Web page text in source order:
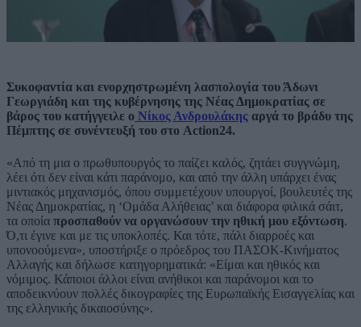
Συκοφαντία και ενορχηστρωμένη λασπολογία του Άδωνι
Γεωργιάδη και της κυβέρνησης της Νέας Δημοκρατίας σε
βάρος του κατήγγειλε ο Νίκος Ανδρουλάκης αργά το βράδυ της
Πέμπτης σε συνέντευξή του στο Action24.
«Από τη μια ο πρωθυπουργός το παίζει καλός, ζητάει συγγνώμη,
λέει ότι δεν είναι κάτι παράνομο, και από την άλλη υπάρχει ένας
μιντιακός μηχανισμός, όπου συμμετέχουν υπουργοί, βουλευτές της
Νέας Δημοκρατίας, η ‘Ομάδα Αλήθειας’ και διάφορα φιλικά σάιτ,
τα οποία προσπαθούν να οργανώσουν την ηθική μου εξόντωση.
Ό,τι έγινε και με τις υποκλοπές. Και τότε, πάλι διαρροές και
υπονοούμενα», υποστήριξε ο πρόεδρος του ΠΑΣΟΚ-Κινήματος
Αλλαγής και δήλωσε κατηγορηματικά: «Είμαι και ηθικός και
νόμιμος. Κάποιοι άλλοι είναι ανήθικοι και παράνομοι και το
αποδεικνύουν πολλές δικογραφίες της Ευρωπαϊκής Εισαγγελίας και
της ελληνικής δικαιοσύνης».